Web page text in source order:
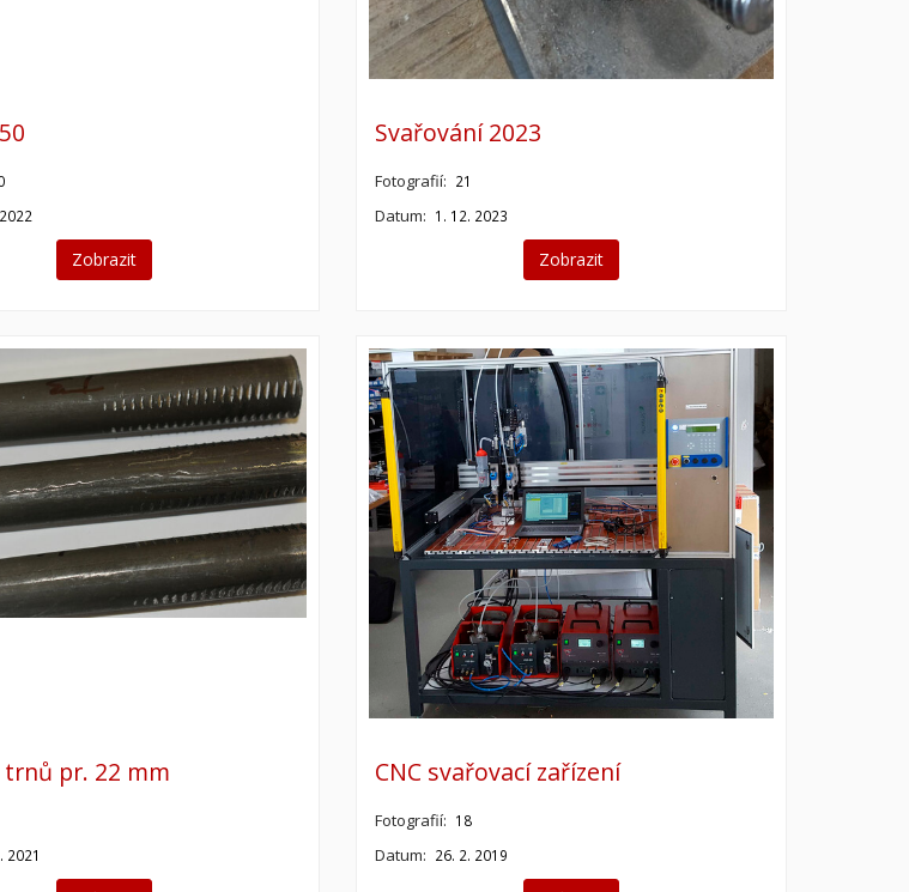
Zobrazit
Svařování 2023
Fotografií: 21
Datum: 1. 12. 2023
Zobrazit
trnů pr. 22 mm
2021
CNC svařovací zařízení
Fotografií: 18
Datum: 26. 2. 2019